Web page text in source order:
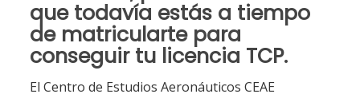
que todavía estás a tiempo
de matricularte para
conseguir tu licencia TCP.
El Centro de Estudios Aeronáuticos CEAE